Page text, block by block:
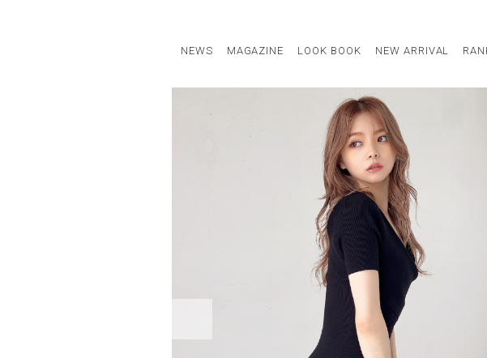
NEWS MAGAZINE LOOK BOOK NEW ARRIVAL